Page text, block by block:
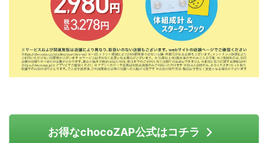
お得なchocoZAP公式はコチラ